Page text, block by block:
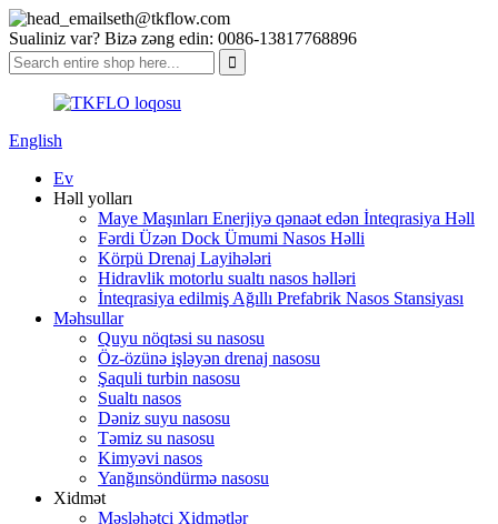
seth@tkflow.com
Sualiniz var? Bizə zəng edin: 0086-13817768896
English
Ev
Həll yolları
Maye Maşınları Enerjiyə qənaət edən İnteqrasiya Həll
Fərdi Üzən Dock Ümumi Nasos Həlli
Körpü Drenaj Layihələri
Hidravlik motorlu sualtı nasos həlləri
İnteqrasiya edilmiş Ağıllı Prefabrik Nasos Stansiyası
Məhsullar
Quyu nöqtəsi su nasosu
Öz-özünə işləyən drenaj nasosu
Şaquli turbin nasosu
Sualtı nasos
Dəniz suyu nasosu
Təmiz su nasosu
Kimyəvi nasos
Yanğınsöndürmə nasosu
Xidmət
Məsləhətçi Xidmətlər